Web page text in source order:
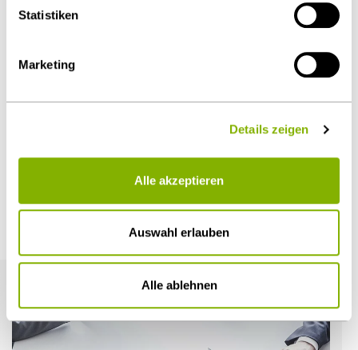
Statistiken
Marketing
Details zeigen
Alle akzeptieren
Auswahl erlauben
Alle ablehnen
Öffentlicher Sektor und Vergabe
Weitere Artikel